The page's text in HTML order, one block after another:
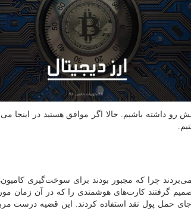
رو داشته باشیم. حالا اگر موافق هستید در اینجا
رنج می‌بردند چرا که مجبور بودند برای سوخت‌گیری
گرفتند کارت‌های هوشمندی را که در آن زمان